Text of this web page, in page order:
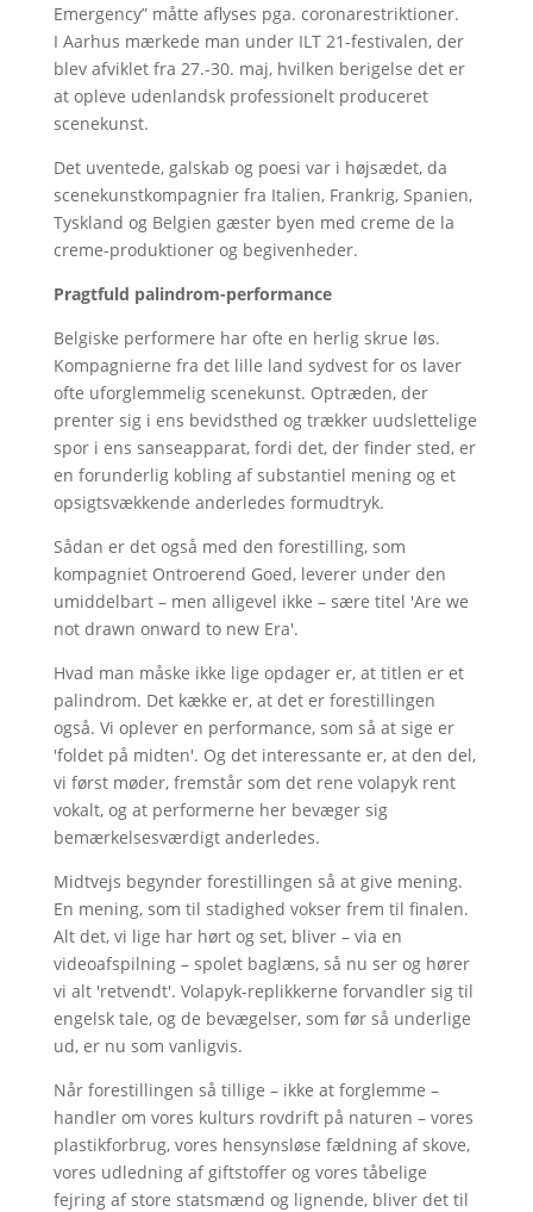
Emergency” måtte aflyses pga. coronarestriktioner.
I Aarhus mærkede man under ILT 21-festivalen, der
blev afviklet fra 27.-30. maj, hvilken berigelse det er
at opleve udenlandsk professionelt produceret
scenekunst.
Det uventede, galskab og poesi var i højsædet, da
scenekunstkompagnier fra Italien, Frankrig, Spanien,
Tyskland og Belgien gæster byen med creme de la
creme-produktioner og begivenheder.
Pragtfuld palindrom-performance
Belgiske performere har ofte en herlig skrue løs.
Kompagnierne fra det lille land sydvest for os laver
ofte uforglemmelig scenekunst. Optræden, der
prenter sig i ens bevidsthed og trækker uudslettelige
spor i ens sanseapparat, fordi det, der finder sted, er
en forunderlig kobling af substantiel mening og et
opsigtsvækkende anderledes formudtryk.
Sådan er det også med den forestilling, som
kompagniet Ontroerend Goed, leverer under den
umiddelbart – men alligevel ikke – sære titel 'Are we
not drawn onward to new Era'.
Hvad man måske ikke lige opdager er, at titlen er et
palindrom. Det kække er, at det er forestillingen
også. Vi oplever en performance, som så at sige er
'foldet på midten'. Og det interessante er, at den del,
vi først møder, fremstår som det rene volapyk rent
vokalt, og at performerne her bevæger sig
bemærkelsesværdigt anderledes.
Midtvejs begynder forestillingen så at give mening.
En mening, som til stadighed vokser frem til finalen.
Alt det, vi lige har hørt og set, bliver – via en
videoafspilning – spolet baglæns, så nu ser og hører
vi alt 'retvendt'. Volapyk-replikkerne forvandler sig til
engelsk tale, og de bevægelser, som før så underlige
ud, er nu som vanligvis.
Når forestillingen så tillige – ikke at forglemme –
handler om vores kulturs rovdrift på naturen – vores
plastikforbrug, vores hensynsløse fældning af skove,
vores udledning af giftstoffer og vores tåbelige
fejring af store statsmænd og lignende, bliver det til